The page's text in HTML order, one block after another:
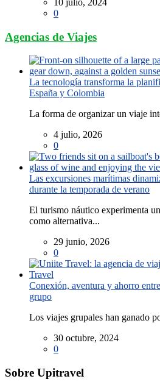
0
Agencias de Viajes
La tecnología transforma la
España y Colombia
La forma de organizar un viaje
4 julio, 2026
0
Las excursiones marítimas
durante la temporada de verano
El turismo náutico experimenta
como alternativa...
29 junio, 2026
0
Conexión, aventura y ahorro
grupo
Los viajes grupales han ganado
30 octubre, 2024
0
Sobre Upitravel